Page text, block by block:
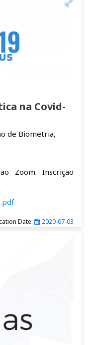
na Covid-
de Biometria,
Zoom. Inscrição
Date: 2020-07-03